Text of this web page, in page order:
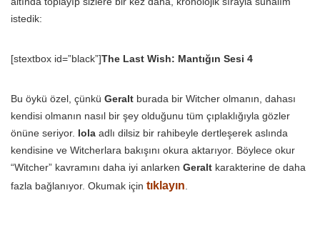
istedik:
[stextbox id=”black”]The Last Wish: Mantığın Sesi 4
Bu öykü özel, çünkü Geralt burada bir Witcher olmanın, dahası
kendisi olmanın nasıl bir şey olduğunu tüm çıplaklığıyla gözler
önüne seriyor. Iola adlı dilsiz bir rahibeyle dertleşerek aslında
kendisine ve Witcherlara bakışını okura aktarıyor. Böylece okur
“Witcher” kavramını daha iyi anlarken Geralt karakterine de daha
fazla bağlanıyor. Okumak için tıklayın